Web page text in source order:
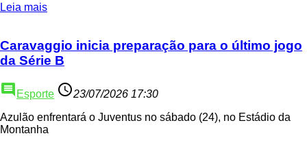
Leia mais
Caravaggio inicia preparação para o último jogo
da Série B
comment Esporte access_time23/07/2026 17:30
Azulão enfrentará o Juventus no sábado (24), no Estádio da
Montanha